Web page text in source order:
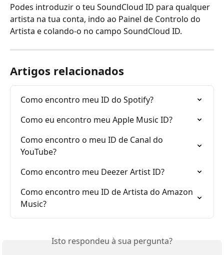
Podes introduzir o teu SoundCloud ID para qualquer
artista na tua conta, indo ao Painel de Controlo do
Artista e colando-o no campo SoundCloud ID.
Artigos relacionados
Como encontro meu ID do Spotify?
Como eu encontro meu Apple Music ID?
Como encontro o meu ID de Canal do
YouTube?
Como encontro meu Deezer Artist ID?
Como encontro meu ID de Artista do Amazon
Music?
Isto respondeu à sua pergunta?